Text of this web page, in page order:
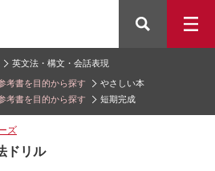
英文法・構文・会話表現
考書を目的から探す
やさしい本
考書を目的から探す 短期完成
ズ
ドリル